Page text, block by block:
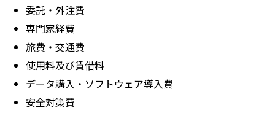
委託・外注費
専門家経費
旅費・交通費
使用料及び賃借料
データ購入・ソフトウェア導入費
安全対策費